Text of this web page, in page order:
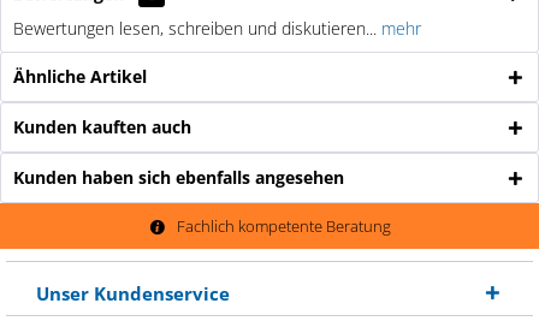
Bewertungen lesen, schreiben und diskutieren... mehr
Ähnliche Artikel
Kunden kauften auch
Kunden haben sich ebenfalls angesehen
Fachlich kompetente Beratung
Unser Kundenservice